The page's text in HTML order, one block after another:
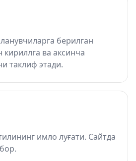
берилган
ва аксинча
таклиф этади.
имло луғати. Сайтда